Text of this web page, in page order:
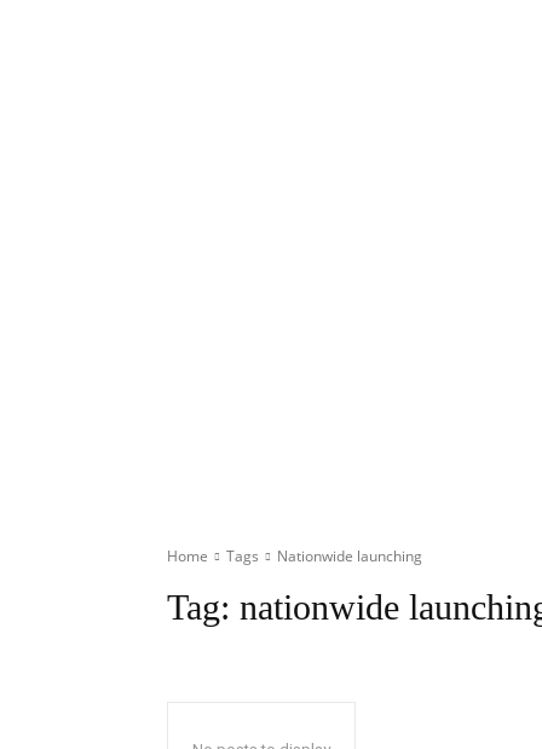
Home Tags Nationwide launching
Tag: nationwide